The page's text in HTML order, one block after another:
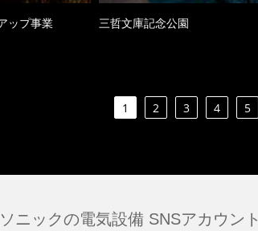
ップ事業 三哲文庫記念公園
1 2 3 4 5
ニックの電気設備 SNSアカウント